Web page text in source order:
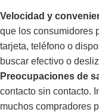
Velocidad y
que los consumidores
tarjeta, teléfono o
buscar efectivo o
Preocupaciones de
contacto sin contacto.
muchos compradores